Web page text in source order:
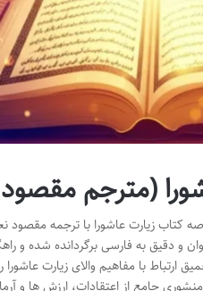
(مترجم
زیارت عاشورا با ترجمه مقصود
و دقیق به فارسی برگردانده شده و
با مفاهیم والای زیارت
منشوری جامع از اعتقادات، ارزش ها و